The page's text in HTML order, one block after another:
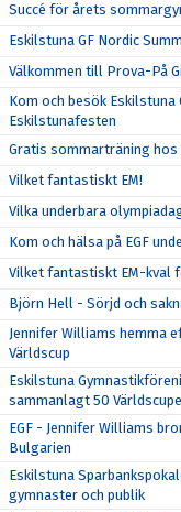
Succé för årets
Eskilstuna GF Nordic
Välkommen till Prova-På
Kom och besök
Eskilstunafesten
Gratis sommarträning hos
Vilket fantastiskt EM!
Vilka underbara
Kom och hälsa på EGF
Vilket fantastiskt EM-kval
Björn Hell - Sörjd och
Jennifer Williams hemma
Världscup
Eskilstuna
sammanlagt 50
EGF - Jennifer Williams
Bulgarien
Eskilstuna
gymnaster och publik